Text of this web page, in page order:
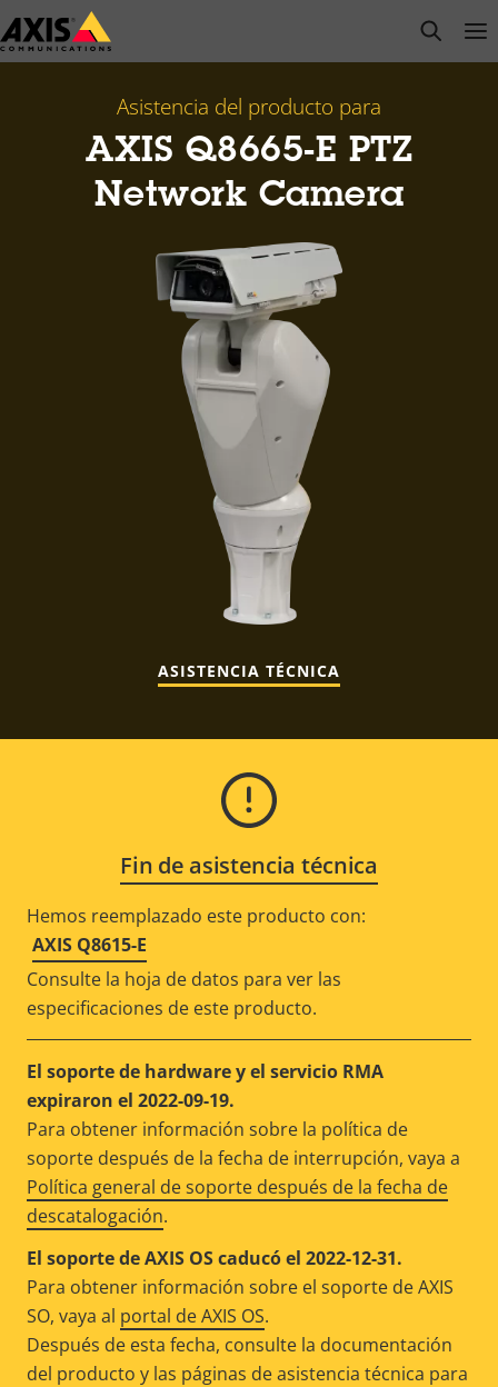
Saltar
al
open
Asistencia del producto para
AXIS Q8665-E PTZ
Network Camera
ASISTENCIA TÉCNICA
Fin de asistencia técnica
Hemos reemplazado este producto con:
AXIS Q8615-E
Consulte la hoja de datos para ver las
especificaciones de este producto.
El soporte de hardware y el servicio RMA
expiraron el 2022-09-19.
Para obtener información sobre la política de
soporte después de la fecha de interrupción, vaya a
Política general de soporte después de la fecha de
descatalogación.
El soporte de AXIS OS caducó el 2022-12-31.
Para obtener información sobre el soporte de AXIS
SO, vaya al portal de AXIS OS.
Después de esta fecha, consulte la documentación
del producto y las páginas de asistencia técnica para